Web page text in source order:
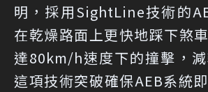
明，採用SightLine技術的
在乾燥路面上更快地踩下煞
達80km/h速度下的撞擊，減
這項技術突破確保AEB系統